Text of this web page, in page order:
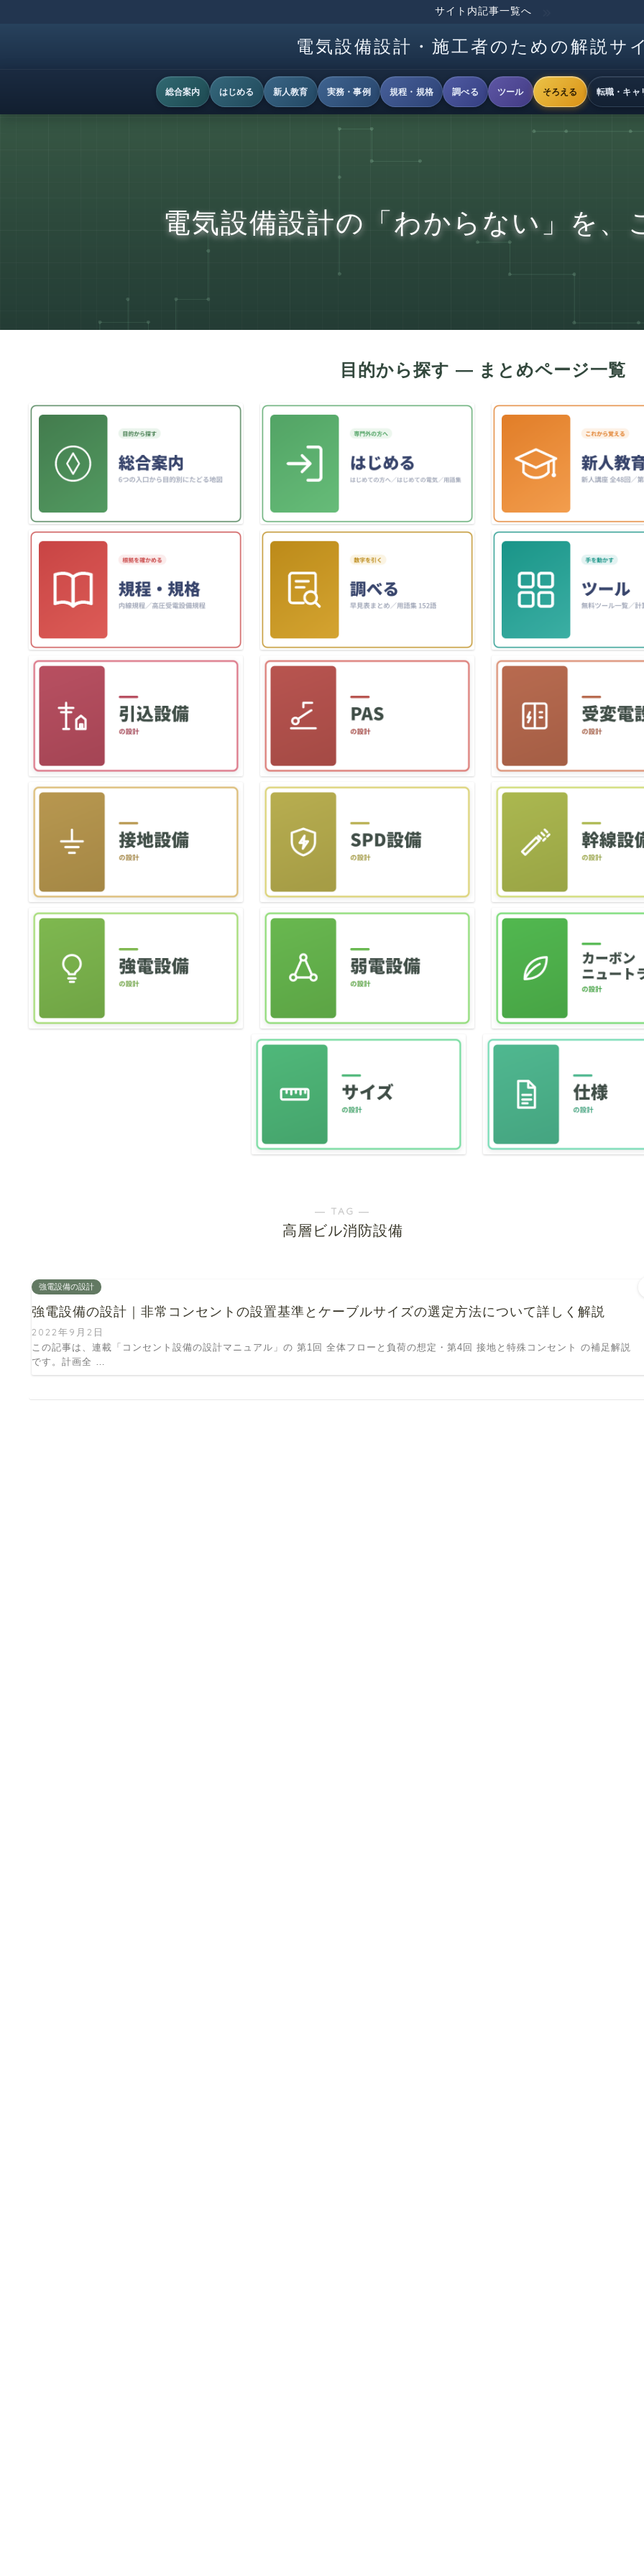
サイト内記事一覧へ
電気設備設計・施工者のための解説サ
総合案内 はじめる 新人教育 実務・事例 規程・規格 調べる ツール そろえる 転職・キャ
電気設備設計の「わからない」を、
― TAG ―
高層ビル消防設備
強電設備の設計
強電設備の設計｜非常コンセントの設置基準とケーブルサイズの選定方法について詳しく解説
2022年9月2日
この記事は、連載「コンセント設備の設計マニュアル」の 第1回 全体フローと負荷の想定・第4回 接地と特殊コンセント の補足解説
です。計画全 …